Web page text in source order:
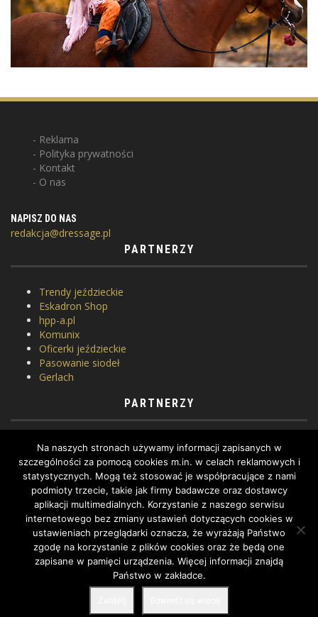
Reklama
Polityka prywatności
Kontakt
O nas
NAPISZ DO NAS
redakcja@dressage.pl
PARTNERZY
Trendy jeździeckie
Eskadron Shop
hpp-a.pl
Komunix
Oficerki jeździeckie
Pasowanie siodeł
Gerlach
PARTNERZY
Horse Equipment
Siodlarnia
Szkoła jeździectwa
WhatToDo
Yard Equites
Cztery Kopyta
Na naszych stronach używamy informacji zapisanych w
szczególności za pomocą cookies m.in. w celach reklamowych i
statystycznych. Mogą też stosować je współpracujące z nami
podmioty trzecie, takie jak firmy badawcze oraz dostawcy
aplikacji multimedialnych. Korzystanie z naszego serwisu
internetowego bez zmiany ustawień dotyczących cookies w
ustawieniach przeglądarki oznacza, że wyrażają Państwo
zgodę na korzystanie z plików cookies oraz że będą one
zapisane w pamięci urządzenia. Więcej informacji znajdą
Państwo w zakładce.